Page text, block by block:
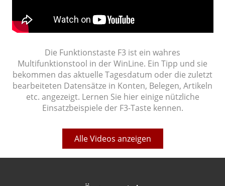
Die Funktionstaste F3 ist ein wahres
Multifunktionstool in der WinLine. Ein Tipp und sie
bekommen das aktuelle Tagesdatum oder die zuletzt
bearbeiteten Datensätze in Konten, Belegen, Artikeln
etc. angezeigt. Lernen Sie hier einige nützliche
Einsatzbeispiele der F3-Taste kennen.
Alle Videos anzeigen